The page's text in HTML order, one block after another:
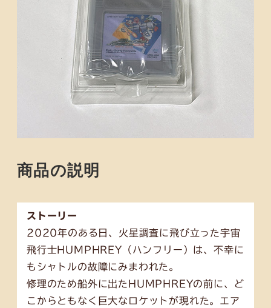
商品の説明
ストーリー
2020年のある日、火星調査に飛び立った宇宙
飛行士HUMPHREY（ハンフリー）は、不幸に
もシャトルの故障にみまわれた。
修理のため船外に出たHUMPHREYの前に、ど
こからともなく巨大なロケットが現れた。エア